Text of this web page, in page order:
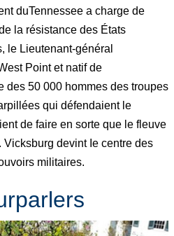
duTennessee a charge de
la résistance des États
le Lieutenant-général
Point et natif de
des 50 000 hommes des troupes
qui défendaient le
de faire en sorte que le fleuve
Vicksburg devint Ie centre des
militaires.